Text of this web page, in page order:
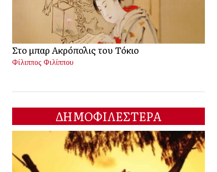
Στο μπαρ Ακρόπολις του Τόκιο
Φίλιππος Φιλίππου
ΔΗΜΟΦΙΛΕΣΤΕΡΑ